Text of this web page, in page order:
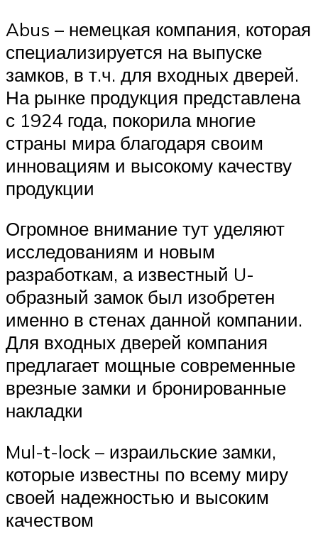
Abus – немецкая компания, которая
специализируется на выпуске
замков, в т.ч. для входных дверей.
На рынке продукция представлена
с 1924 года, покорила многие
страны мира благодаря своим
инновациям и высокому качеству
продукции
Огромное внимание тут уделяют
исследованиям и новым
разработкам, а известный U-
образный замок был изобретен
именно в стенах данной компании.
Для входных дверей компания
предлагает мощные современные
врезные замки и бронированные
накладки
Mul-t-lock – израильские замки,
которые известны по всему миру
своей надежностью и высоким
качеством